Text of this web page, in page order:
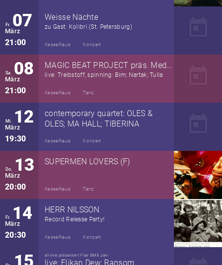
Fr. 07
März
21:00
Weisse Nächte
zu Gast: Kolibri (St. Petersburg)
Kesselhaus Konzert
Sa. 08
März
21:00
MAGIC BEAT PROJECT präs. Medium-Label Night
live: Treibstoff, spinning: Bim; Nartak; Tulla
Kesselhaus Tanz
Mi. 12
März
19:30
contemporary quartet: OLES &
OLES; MA HALL; TIBERINA
Kesselhaus Konzert
Do. 13
März
20:00
SUPERMEN LOVERS (F)
Kesselhaus Tanz
Fr. 14
März
20:30
HERR NILSSON
Record Release Party!
Kesselhaus Konzert
all eins präsentiert Flair BMX Jam
live: Elikan Dew; Ransom